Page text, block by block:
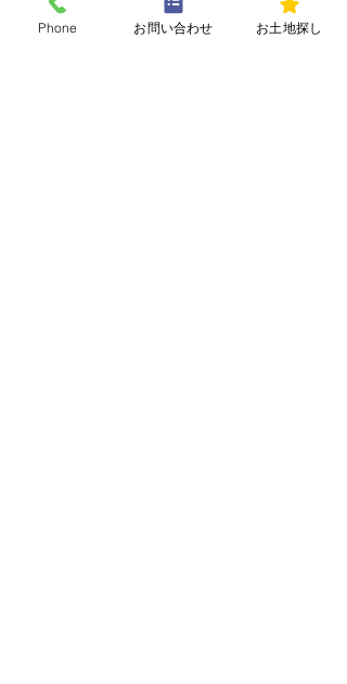
LIFEWORKのこだわり
Phone お問い合わせ お土地探し